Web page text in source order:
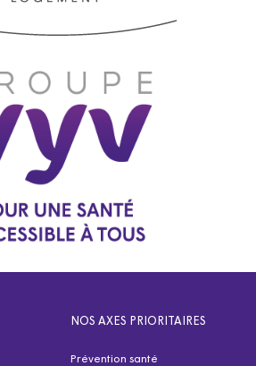
NOS AXES PRIORITAIRES
Prévention santé